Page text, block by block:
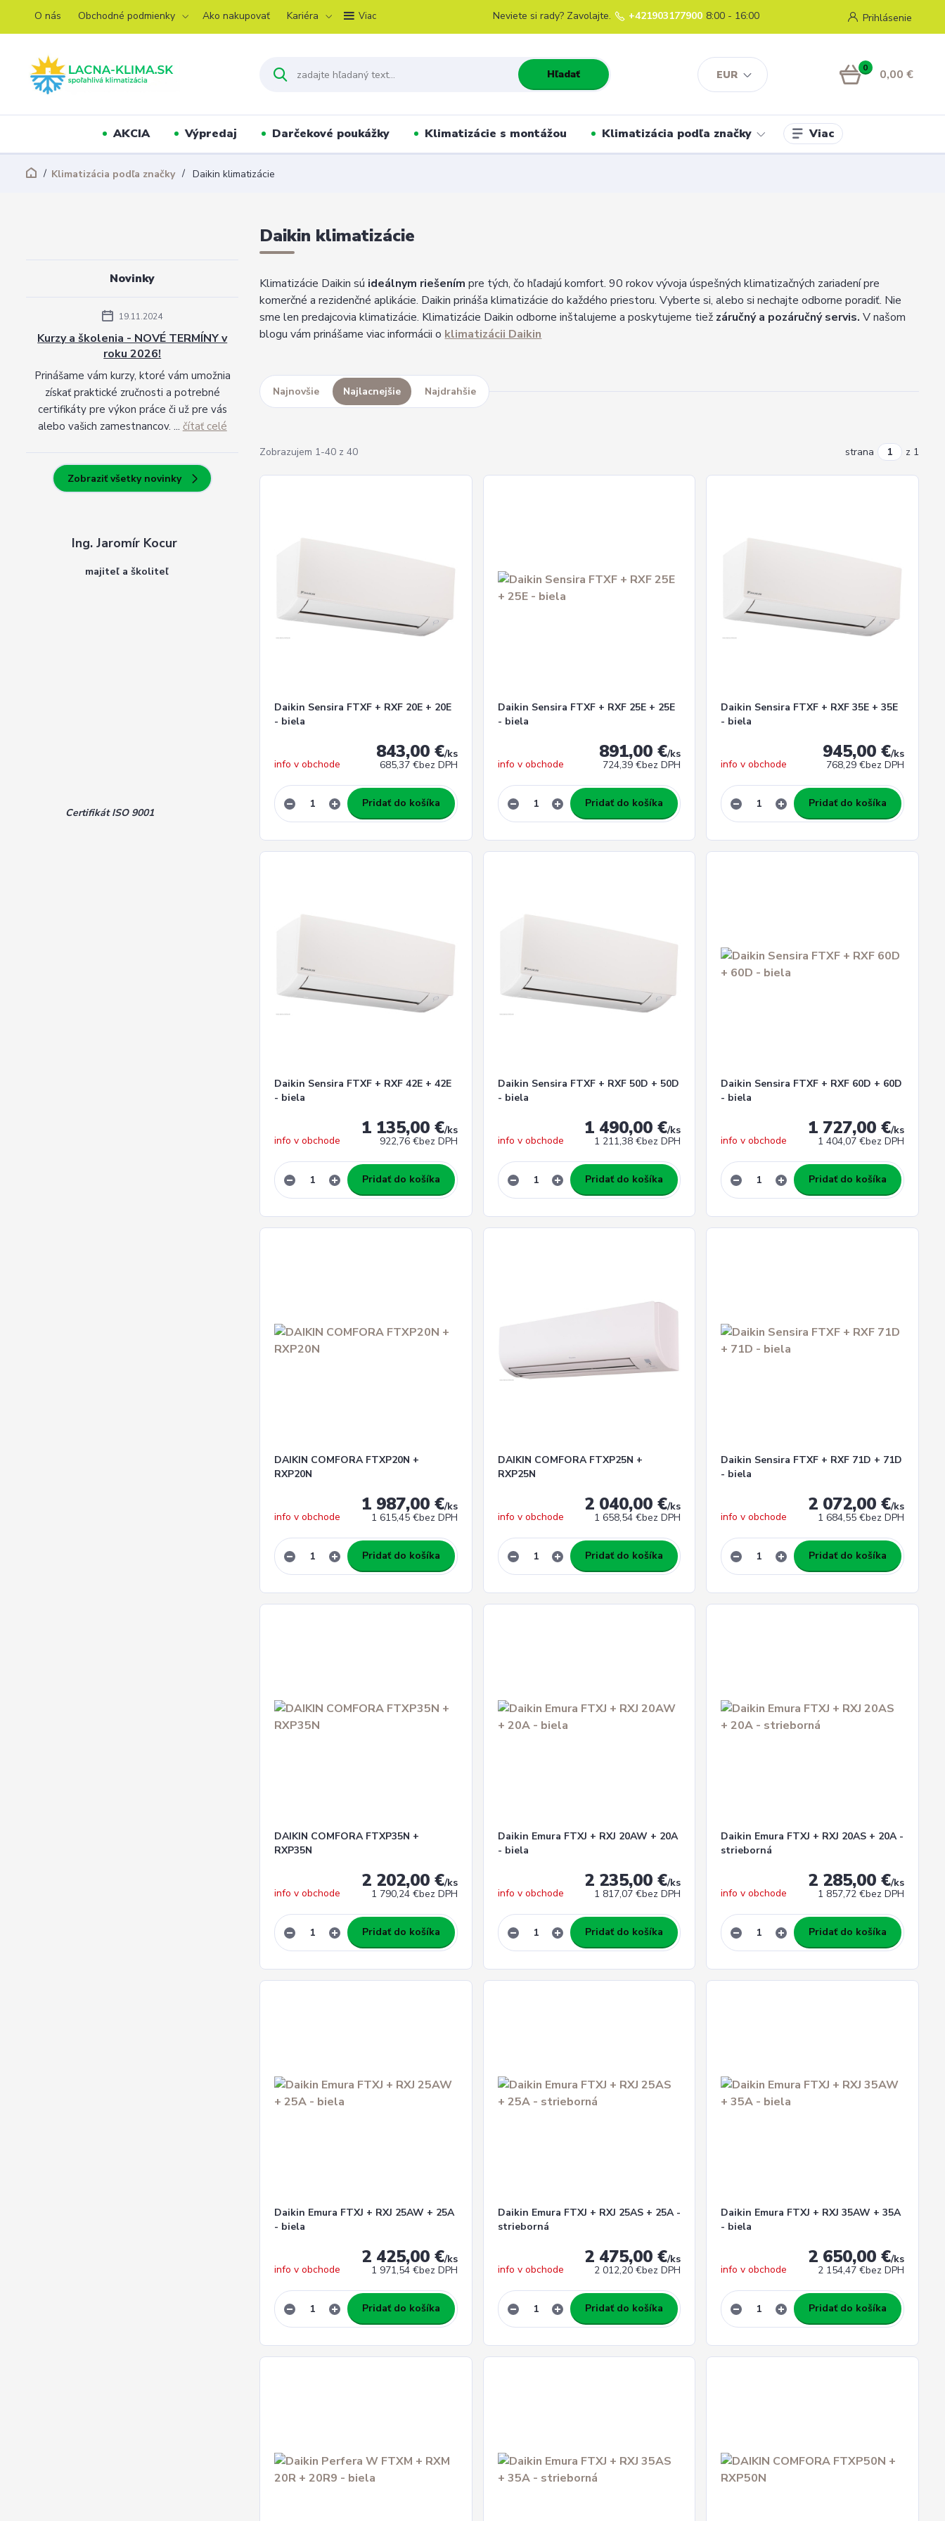
O nás Obchodné podmienky Ako nakupovať Kariéra Viac
EUR
Prihlásenie
Hľadať
Neviete si rady? Zavolajte. +421903177900 8:00 - 16:00
0 0,00 €
AKCIA Výpredaj Darčekové poukážky Klimatizácie s montážou Klimatizácia podľa značky Viac
Klimatizácia podľa značky Daikin klimatizácie
Daikin klimatizácie
Klimatizácie Daikin sú ideálnym riešením pre tých, čo hľadajú komfort. 90 rokov vývoja úspešných klimatizačných zariadení pre
komerčné a rezidenčné aplikácie. Daikin prináša klimatizácie do každého priestoru. Vyberte si, alebo si nechajte odborne poradiť. Nie
sme len predajcovia klimatizácie. Klimatizácie Daikin odborne inštalujeme a poskytujeme tiež záručný a pozáručný servis. V našom
blogu vám prinášame viac informácii o klimatizácii Daikin
Najnovšie Najlacnejšie Najdrahšie
Zobrazujem 1-40 z 40 strana z 1
Daikin Sensira FTXF + RXF 20E + 20E
- biela
843,00 €/ks
685,37 €bez DPH
info v obchode
Pridať do košíka
Daikin Sensira FTXF + RXF 25E + 25E
- biela
891,00 €/ks
724,39 €bez DPH
info v obchode
Pridať do košíka
Daikin Sensira FTXF + RXF 35E + 35E
- biela
945,00 €/ks
768,29 €bez DPH
info v obchode
Pridať do košíka
Daikin Sensira FTXF + RXF 42E + 42E
- biela
1 135,00 €/ks
922,76 €bez DPH
info v obchode
Pridať do košíka
Daikin Sensira FTXF + RXF 50D + 50D
- biela
1 490,00 €/ks
1 211,38 €bez DPH
info v obchode
Pridať do košíka
Daikin Sensira FTXF + RXF 60D + 60D
- biela
1 727,00 €/ks
1 404,07 €bez DPH
info v obchode
Pridať do košíka
DAIKIN COMFORA FTXP20N +
RXP20N
1 987,00 €/ks
1 615,45 €bez DPH
info v obchode
Pridať do košíka
DAIKIN COMFORA FTXP25N +
RXP25N
2 040,00 €/ks
1 658,54 €bez DPH
info v obchode
Pridať do košíka
Daikin Sensira FTXF + RXF 71D + 71D
- biela
2 072,00 €/ks
1 684,55 €bez DPH
info v obchode
Pridať do košíka
DAIKIN COMFORA FTXP35N +
RXP35N
2 202,00 €/ks
1 790,24 €bez DPH
info v obchode
Pridať do košíka
Daikin Emura FTXJ + RXJ 20AW + 20A
- biela
2 235,00 €/ks
1 817,07 €bez DPH
info v obchode
Pridať do košíka
Daikin Emura FTXJ + RXJ 20AS + 20A -
strieborná
2 285,00 €/ks
1 857,72 €bez DPH
info v obchode
Pridať do košíka
Daikin Emura FTXJ + RXJ 25AW + 25A
- biela
2 425,00 €/ks
1 971,54 €bez DPH
info v obchode
Pridať do košíka
Daikin Emura FTXJ + RXJ 25AS + 25A -
strieborná
2 475,00 €/ks
2 012,20 €bez DPH
info v obchode
Pridať do košíka
Daikin Emura FTXJ + RXJ 35AW + 35A
- biela
2 650,00 €/ks
2 154,47 €bez DPH
info v obchode
Pridať do košíka
Novinky
19.11.2024
Kurzy a školenia - NOVÉ TERMÍNY v
roku 2026!
Prinášame vám kurzy, ktoré vám umožnia
získať praktické zručnosti a potrebné
certifikáty pre výkon práce či už pre vás
alebo vašich zamestnancov. ... čítať celé
Zobraziť všetky novinky
Ing. Jaromír Kocur
majiteľ a školiteľ
Certifikát ISO 9001